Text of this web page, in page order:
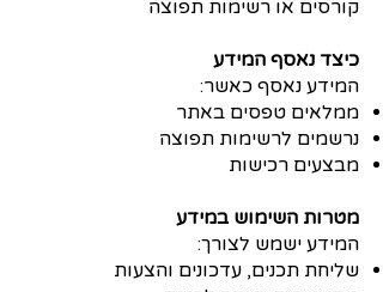
קורסים או רשימות תפוצה
כיצד נאסף המידע
המידע נאסף כאשר:
ממלאים טפסים באתר
נרשמים לרשימות תפוצה
מבצעים רכישות
מטרות השימוש במידע
המידע ישמש לצורך:
שליחת תכנים, עדכונים והצעות